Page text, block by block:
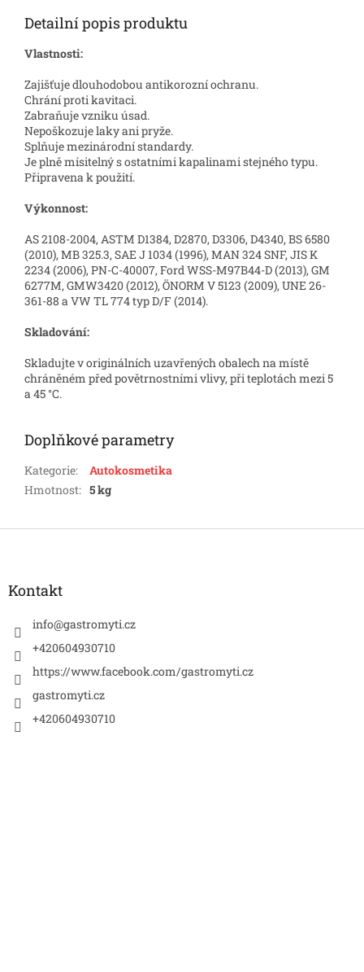
Detailní popis produktu
Vlastnosti:
Zajišťuje dlouhodobou antikorozní ochranu.
Chrání proti kavitaci.
Zabraňuje vzniku úsad.
Nepoškozuje laky ani pryže.
Splňuje mezinárodní standardy.
Je plně mísitelný s ostatními kapalinami stejného typu.
Připravena k použití.
Výkonnost:
AS 2108-2004, ASTM D1384, D2870, D3306, D4340, BS 6580
(2010), MB 325.3, SAE J 1034 (1996), MAN 324 SNF, JIS K
2234 (2006), PN-C-40007, Ford WSS-M97B44-D (2013), GM
6277M, GMW3420 (2012), ÖNORM V 5123 (2009), UNE 26-
361-88 a VW TL 774 typ D/F (2014).
Skladování:
Skladujte v originálních uzavřených obalech na místě
chráněném před povětrnostními vlivy, při teplotách mezi 5
a 45 °C.
Doplňkové parametry
Kategorie:
Autokosmetika
Hmotnost: 5 kg
Z
Kontakt
info@gastromyti.cz
+420604930710
https://www.facebook.com/gastromyti.cz
gastromyti.cz
+420604930710